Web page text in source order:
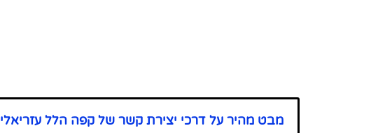
מבט מהיר על דרכי יצירת קשר של קפה הלל עזריאלי